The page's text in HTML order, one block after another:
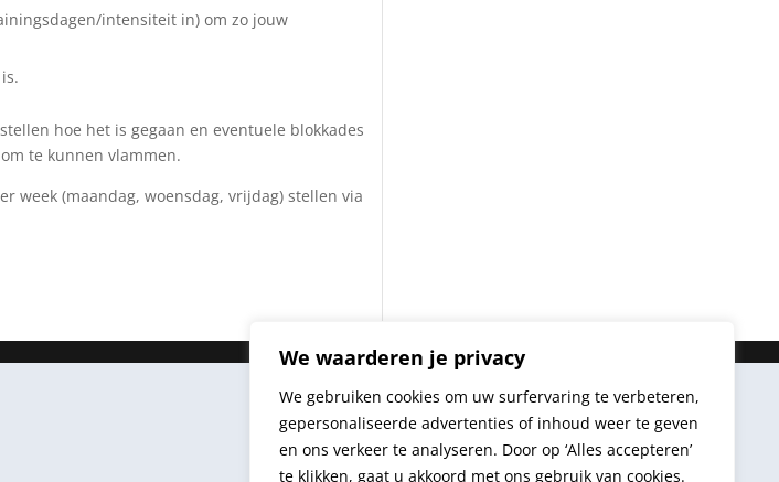
We waarderen je privacy
We gebruiken cookies om uw surfervaring te verbeteren,
gepersonaliseerde advertenties of inhoud weer te geven
en ons verkeer te analyseren. Door op ‘Alles accepteren’
te klikken, gaat u akkoord met ons gebruik van cookies.
intensiteit in) om zo jouw
hoe het is gegaan en eventuele blokkades
te kunnen vlammen.
week (maandag, woensdag, vrijdag) stellen via